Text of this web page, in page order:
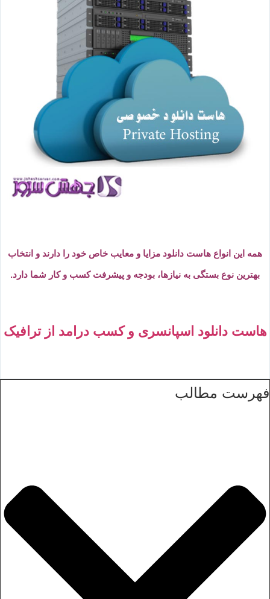
همه این انواع هاست دانلود مزایا و معایب خاص خود را دارند و انتخاب
بهترین نوع بستگی به نیازها، بودجه و پیشرفت کسب و کار شما دارد.
هاست دانلود اسپانسری و کسب درامد از ترافیک
فهرست مطالب